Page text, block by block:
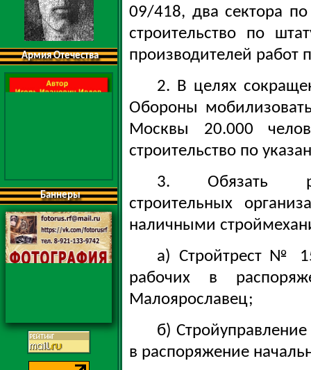
Армия Отечества
Баннеры
09/418, два сектора
строительство по
производителей работ
2. В целях
Обороны
Москвы 20.000
строительство по
3. Обязать
строительных
наличными
а) Стройтрест №
рабочих в
Малоярославец;
б)
в распоряжение